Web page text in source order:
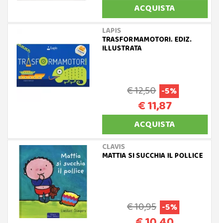
ACQUISTA
LAPIS
TRASFORMAMOTORI. EDIZ.
ILLUSTRATA
€ 12,50 -5%
€ 11,87
ACQUISTA
CLAVIS
MATTIA SI SUCCHIA IL POLLICE
€ 10,95 -5%